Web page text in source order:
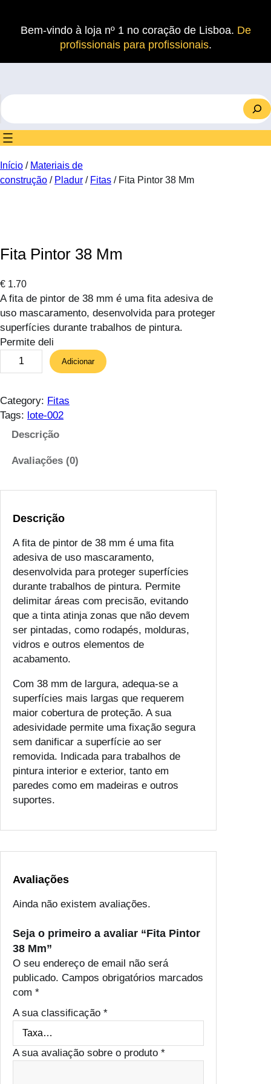
Bem-vindo à loja nº 1 no coração de Lisboa. De
profissionais para profissionais.
S
e
a
r
h
Início / Materiais de
construção / Pladur / Fitas / Fita Pintor 38 Mm
Fita Pintor 38 Mm
€ 1.70
A fita de pintor de 38 mm é uma fita adesiva de
uso mascaramento, desenvolvida para proteger
superfícies durante trabalhos de pintura.
Permite deli
u
n
t
Adicionar
Category: Fitas
Tags: lote-002
Descrição
Avaliações (0)
Descrição
A fita de pintor de 38 mm é uma fita
adesiva de uso mascaramento,
desenvolvida para proteger superfícies
durante trabalhos de pintura. Permite
delimitar áreas com precisão, evitando
que a tinta atinja zonas que não devem
ser pintadas, como rodapés, molduras,
vidros e outros elementos de
acabamento.
Com 38 mm de largura, adequa-se a
superfícies mais largas que requerem
maior cobertura de proteção. A sua
adesividade permite uma fixação segura
sem danificar a superfície ao ser
removida. Indicada para trabalhos de
pintura interior e exterior, tanto em
paredes como em madeiras e outros
suportes.
Avaliações
Ainda não existem avaliações.
Seja o primeiro a avaliar “Fita Pintor
38 Mm”
O seu endereço de email não será
publicado. Campos obrigatórios marcados
com *
A sua classificação *
A sua avaliação sobre o produto *